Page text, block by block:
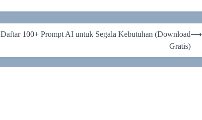
Daftar 100+ Prompt AI untuk Segala Kebutuhan (Download
Gratis)
⟶